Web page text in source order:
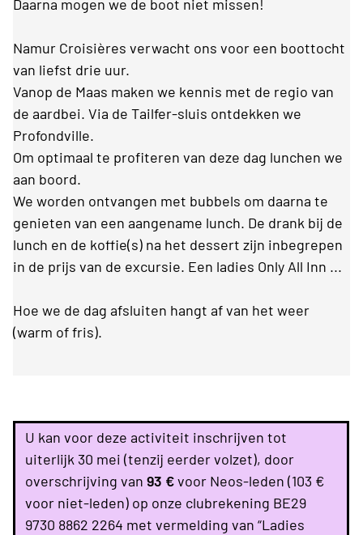
Daarna mogen we de boot niet missen!
Namur Croisières verwacht ons voor een boottocht
van liefst drie uur.
Vanop de Maas maken we kennis met de regio van
de aardbei. Via de Tailfer-sluis ontdekken we
Profondville.
Om optimaal te profiteren van deze dag lunchen we
aan boord.
We worden ontvangen met bubbels om daarna te
genieten van een aangename lunch. De drank bij de
lunch en de koffie(s) na het dessert zijn inbegrepen
in de prijs van de excursie. Een ladies Only All Inn ...
Hoe we de dag afsluiten hangt af van het weer
(warm of fris).
U kan voor deze activiteit inschrijven tot
uiterlijk 30 mei (tenzij eerder volzet), door
overschrijving van 93 €voor Neos-leden (103 €
voor niet-leden) op onze clubrekening BE29
9730 8862 2264 met vermelding van “Ladies